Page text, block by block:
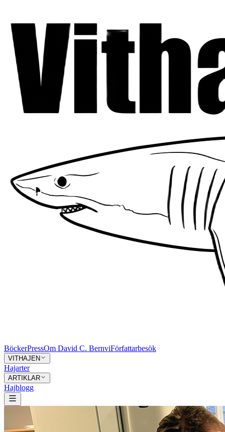
BöckerPressOm David C. BernviFörfattarbesök
VITHAJEN
Hajarter
ARTIKLAR
Hajblogg